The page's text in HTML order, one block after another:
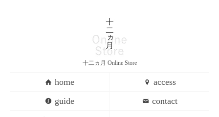
十二ヵ月 Online Store
home
access
guide
contact